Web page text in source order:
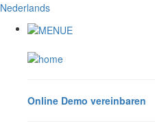
Nederlands
Online Demo vereinbaren